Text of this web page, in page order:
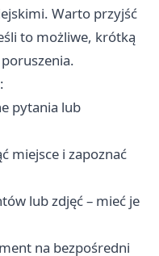
Warto przyjść
to możliwe, krótką
pytania lub
miejsce i zapoznać
lub zdjęć – mieć je
na bezpośredni